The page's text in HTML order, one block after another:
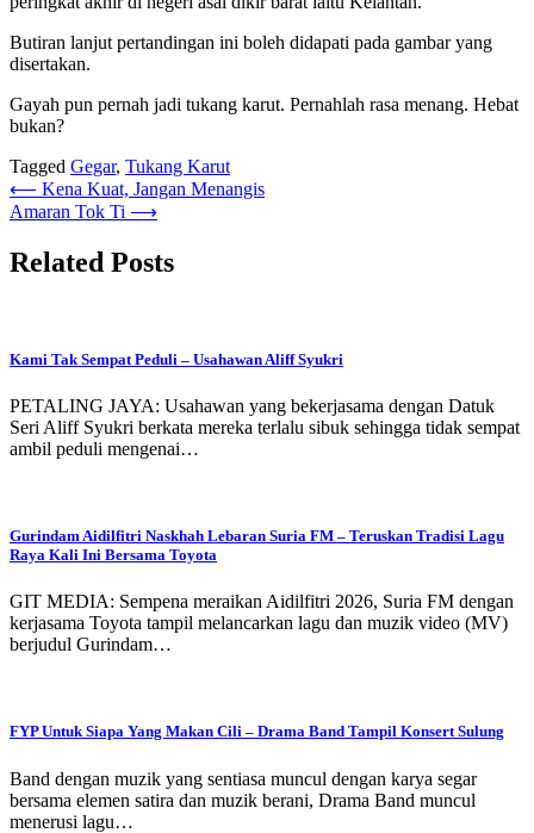
Butiran lanjut pertandingan ini boleh didapati pada gambar yang
disertakan.
Gayah pun pernah jadi tukang karut. Pernahlah rasa menang. Hebat
bukan?
Tagged Gegar, Tukang Karut
Post
navigation
⟵ Kena Kuat, Jangan Menangis
Amaran Tok Ti ⟶
Related Posts
Kami Tak Sempat Peduli – Usahawan Aliff Syukri
PETALING JAYA: Usahawan yang bekerjasama dengan Datuk
Seri Aliff Syukri berkata mereka terlalu sibuk sehingga tidak sempat
ambil peduli mengenai…
Gurindam Aidilfitri Naskhah Lebaran Suria FM – Teruskan Tradisi Lagu
Raya Kali Ini Bersama Toyota
GIT MEDIA: Sempena meraikan Aidilfitri 2026, Suria FM dengan
kerjasama Toyota tampil melancarkan lagu dan muzik video (MV)
berjudul Gurindam…
FYP Untuk Siapa Yang Makan Cili – Drama Band Tampil Konsert Sulung
Band dengan muzik yang sentiasa muncul dengan karya segar
bersama elemen satira dan muzik berani, Drama Band muncul
menerusi lagu…